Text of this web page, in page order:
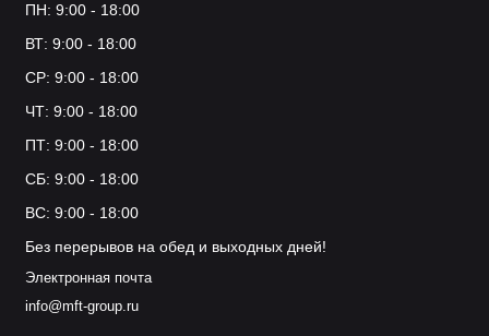
ПН: 9:00 - 18:00
ВТ: 9:00 - 18:00
СР: 9:00 - 18:00
ЧТ: 9:00 - 18:00
ПТ: 9:00 - 18:00
СБ: 9:00 - 18:00
ВС: 9:00 - 18:00
Без перерывов на обед и выходных дней!
Электронная почта
info@mft-group.ru